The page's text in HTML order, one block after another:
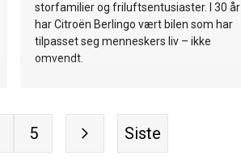
storfamilier og friluftsentusiaster. I 30 år
har Citroën Berlingo vært bilen som har
tilpasset seg menneskers liv – ikke
omvendt.
5 Siste